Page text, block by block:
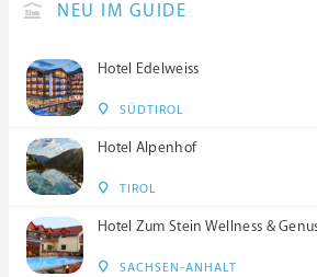
NEU IM GUIDE
Hotel Edelweiss
SÜDTIROL
Hotel Alpenhof
TIROL
Hotel Zum Stein Wellness &
SACHSEN-ANHALT